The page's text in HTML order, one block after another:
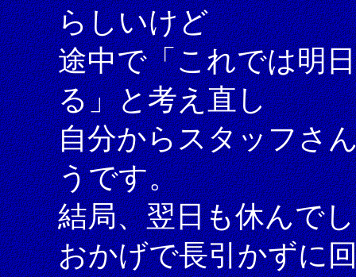
らしいけど
途中で「これでは明
る」と考え直し
自分からスタッフさ
うです。
結局、翌日も休んで
おかげで長引かずに